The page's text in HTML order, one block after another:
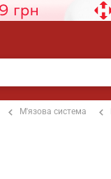
М'язова система